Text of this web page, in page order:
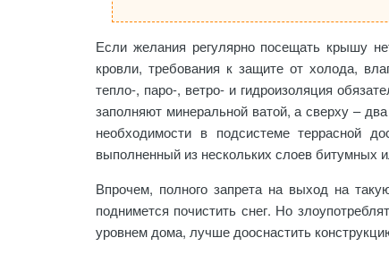
Если желания регулярно посещать крышу
кровли, требования к защите от холода,
тепло-, паро-, ветро- и гидроизоляция
заполняют минеральной ватой, а сверху –
необходимости в подсистеме террасной
выполненный из нескольких слоев битумных
Впрочем, полного запрета на выход на
поднимется почистить снег. Но
уровнем дома, лучше дооснастить